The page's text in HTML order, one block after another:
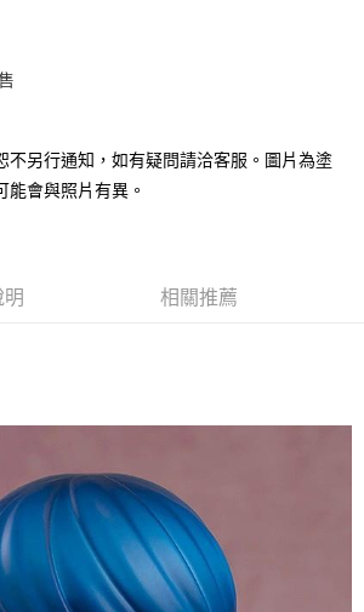
，台灣大哥大用戶可立即使用無須另外申請。
你分期」，訂單成立後會自動跳轉到大哥付的交易
選擇欲分期的期數、繳款截止日，確認付款後即完
服務購買商品或服務，並由商店將買賣／分期付款
後，依約使用本公司帳單繳交帳款。
哥付你分期」之契約關係目的，商店將以您的個人
地址）提供予台灣大哥大進項蒐集、處理及利用，
期帳單所需資料之確認、核對及更正。
詳閱以下連結： https://oppay.tw/userRule
)
含以上)免運費
含以上)免運費
含以上)免運費
不另行通知，如有疑問請洽客服。圖片為塗
能會與照片有異。
相關推薦